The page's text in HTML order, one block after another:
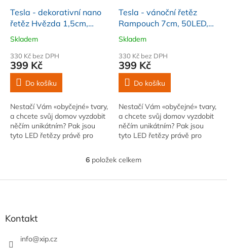
Tesla - dekorativní nano
řetěz Hvězda 1,5cm,
50LED, 2700K, 5m
+30cm, 3x AA baterie
Skladem
330 Kč bez DPH
399 Kč
Do košíku
Nestačí Vám «obyčejné» tvary,
a chcete svůj domov vyzdobit
něčím unikátním? Pak jsou
tyto LED řetězy právě pro
Tesla - vánoční řetěz
Rampouch 7cm, 50LED,
6500K, 5m + 3m kabel,
230V
Skladem
330 Kč bez DPH
399 Kč
Do košíku
Nestačí Vám «obyčejné» tvary,
a chcete svůj domov vyzdobit
něčím unikátním? Pak jsou
tyto LED řetězy právě pro
zaručeně najdou svoje
uplatnění, jako skvělý...
O
l
6 položek celkem
Z
Kontakt
info@xip.cz